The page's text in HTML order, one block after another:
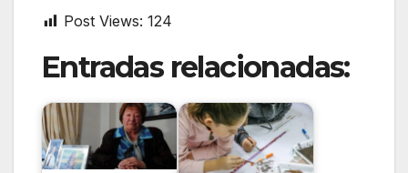
Post Views: 124
Entradas relacionadas: